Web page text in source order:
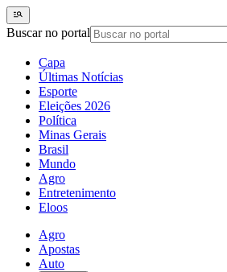
Buscar no portal
Capa
Últimas Notícias
Esporte
Eleições 2026
Política
Minas Gerais
Brasil
Mundo
Agro
Entretenimento
Eloos
Agro
Apostas
Auto